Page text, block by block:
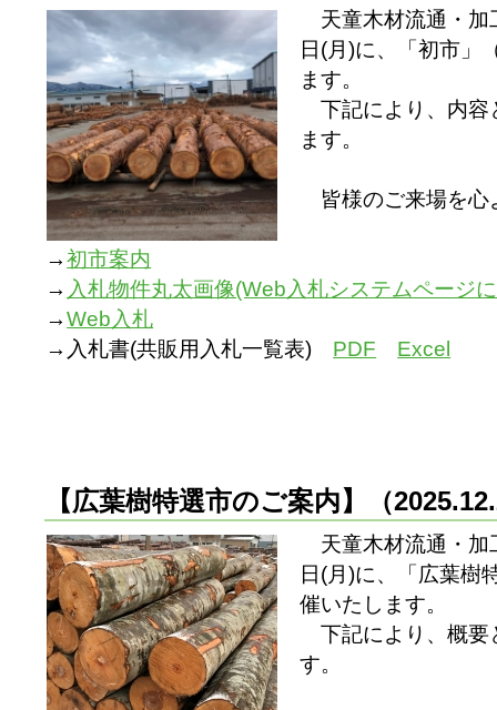
天童木材流通・加
日(月)に、「初市」
ます。
下記により、内容
ます。
皆様のご来場を心
→初市案内
→ 入札物件丸太画像(Web入札システムページ
→Web入札
→入札書(共販用入札一覧表) PDF Excel
【広葉樹特選市のご案内】 （
天童木材流通・加
日(月)に、「広葉樹
催いたします。
下記により、概要
す。